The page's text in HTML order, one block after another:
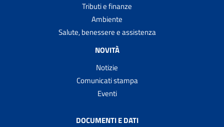
Tributi e finanze
Ambiente
Salute, benessere e assistenza
NOVITÀ
Notizie
Comunicati stampa
Eventi
DOCUMENTI E DATI